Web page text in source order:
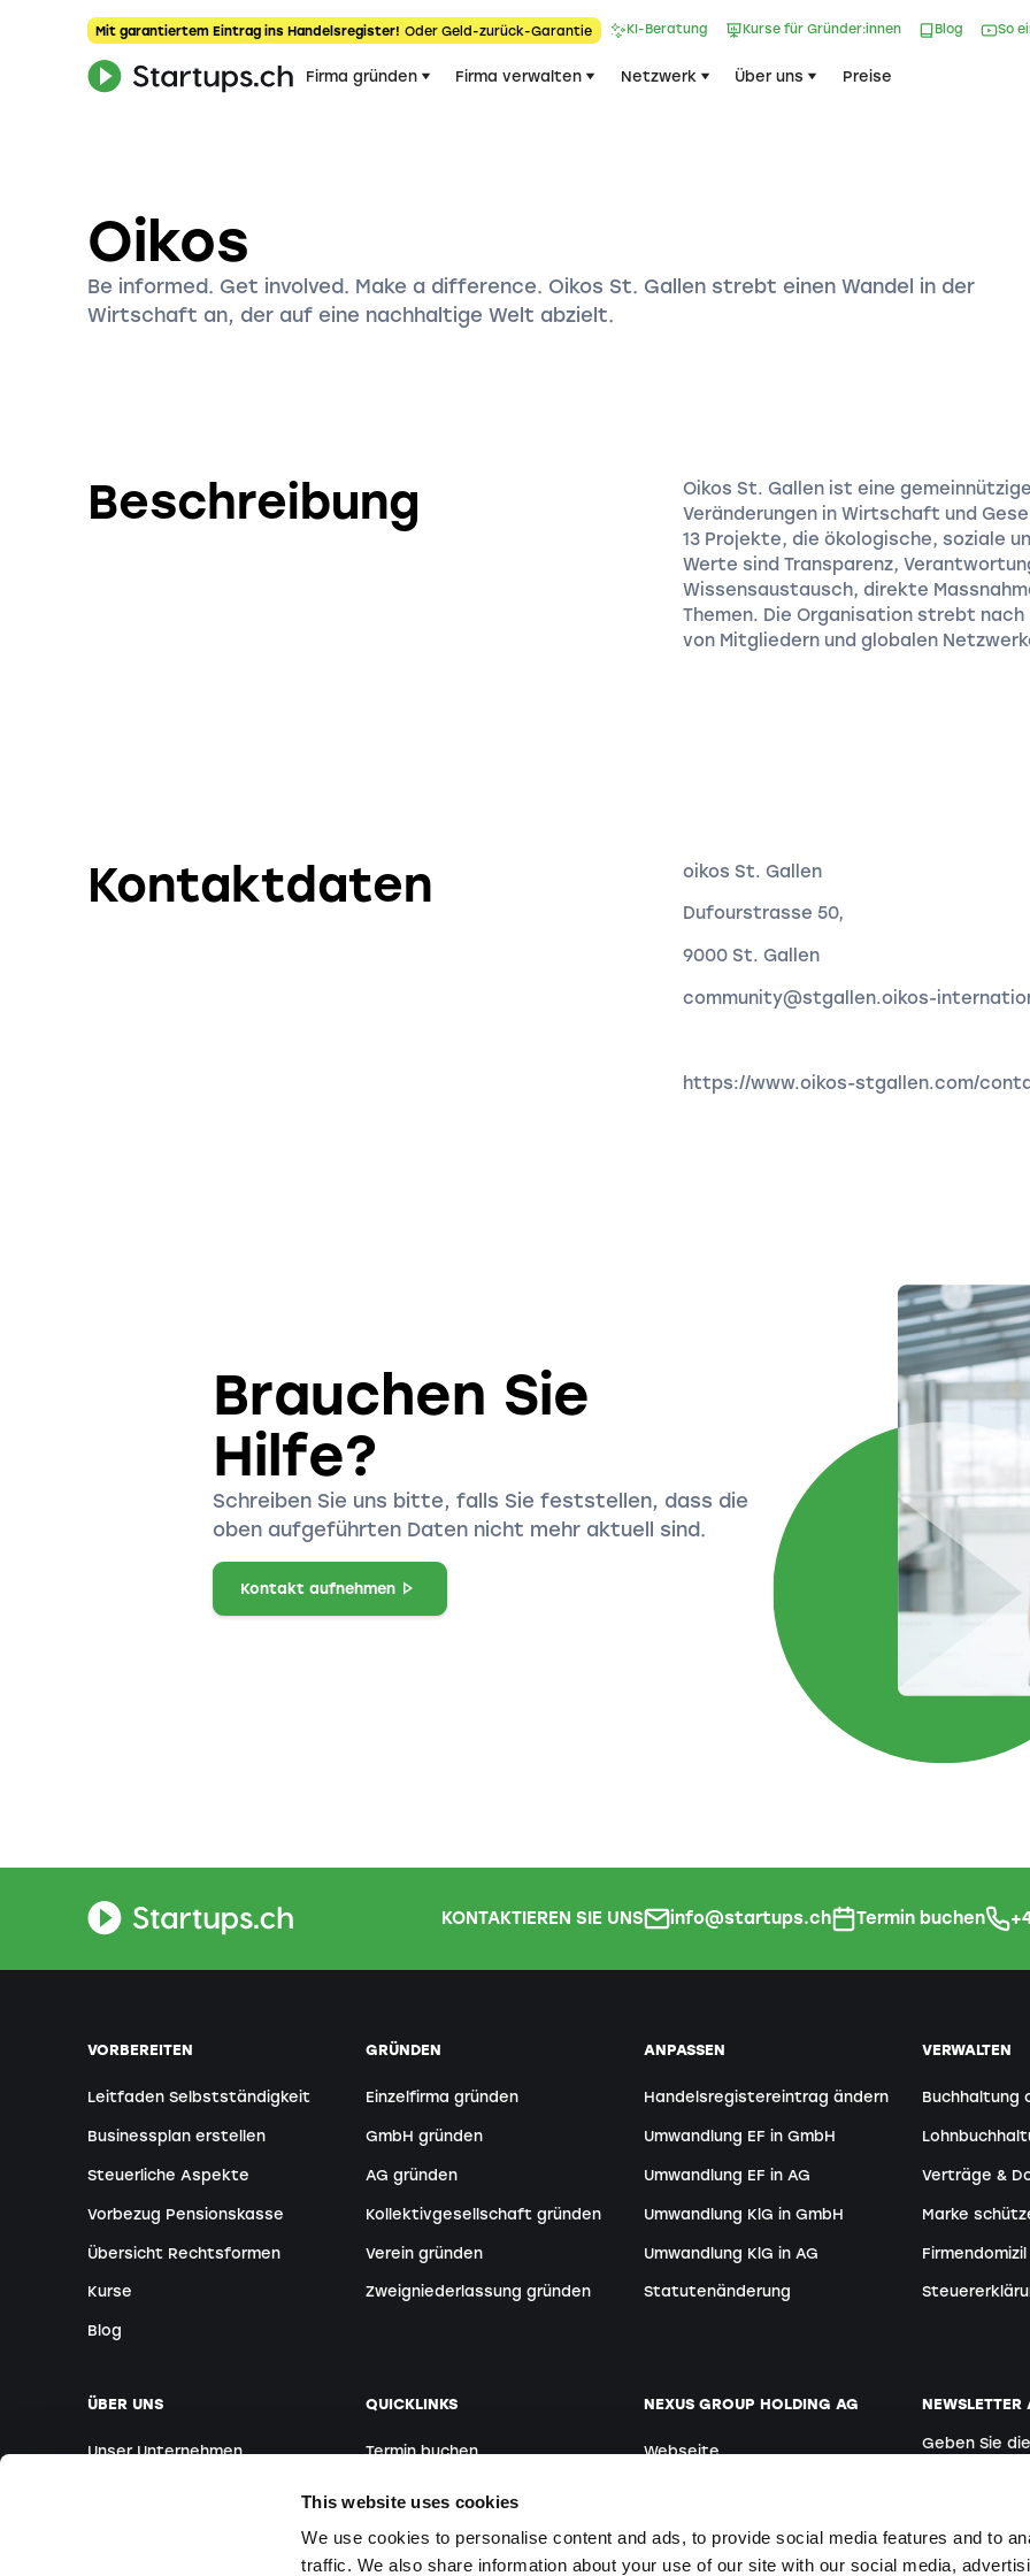
This website uses cookies
We use cookies to personalise content and ads, to provide social media features and to
traffic. We also share information about your use of our site with our social media,
Mit garantiertem Eintrag ins Handelsregister! Oder Geld-zurück-Garantie​ KI-Beratung Kurse für Gründer:innen Blog So
Firma gründen Firma verwalten Netzwerk Über uns Preise
Oikos
Be informed. Get involved. Make a difference. Oikos St. Gallen strebt einen Wandel in der
Wirtschaft an, der auf eine nachhaltige Welt abzielt.
Beschreibung
Oikos St. Gallen ist eine
Veränderungen in Wirtschaft und
13 Projekte, die ökologische, soziale
Werte sind Transparenz,
Wissensaustausch, direkte
Themen. Die Organisation strebt
von Mitgliedern und globalen
Kontaktdaten oikos St. Gallen
Dufourstrasse 50,
9000 St. Gallen
community@stgallen.oikos-
https://www.oikos-stgallen.com/
Brauchen Sie
Hilfe?
Schreiben Sie uns bitte, falls Sie feststellen, dass die
oben aufgeführten Daten nicht mehr aktuell sind.
Kontakt aufnehmen
KONTAKTIEREN SIE UNS info@startups.ch Termin buchen
VORBEREITEN
Leitfaden Selbstständigkeit
Businessplan erstellen
Steuerliche Aspekte
Vorbezug Pensionskasse
Übersicht Rechtsformen
Kurse
Blog
GRÜNDEN
Einzelfirma gründen
GmbH gründen
AG gründen
Kollektivgesellschaft gründen
Verein gründen
Zweigniederlassung gründen
ANPASSEN
Handelsregistereintrag ändern
Umwandlung EF in GmbH
Umwandlung EF in AG
Umwandlung KlG in GmbH
Umwandlung KlG in AG
Statutenänderung
VERWALTEN
Buchhaltung
Verträge &
Marke
ÜBER UNS
Unser Unternehmen
QUICKLINKS
Termin buchen
Webinare
Kurse vor Ort
NEXUS GROUP HOLDING AG
Webseite
NEWSLETTER
Geben Sie